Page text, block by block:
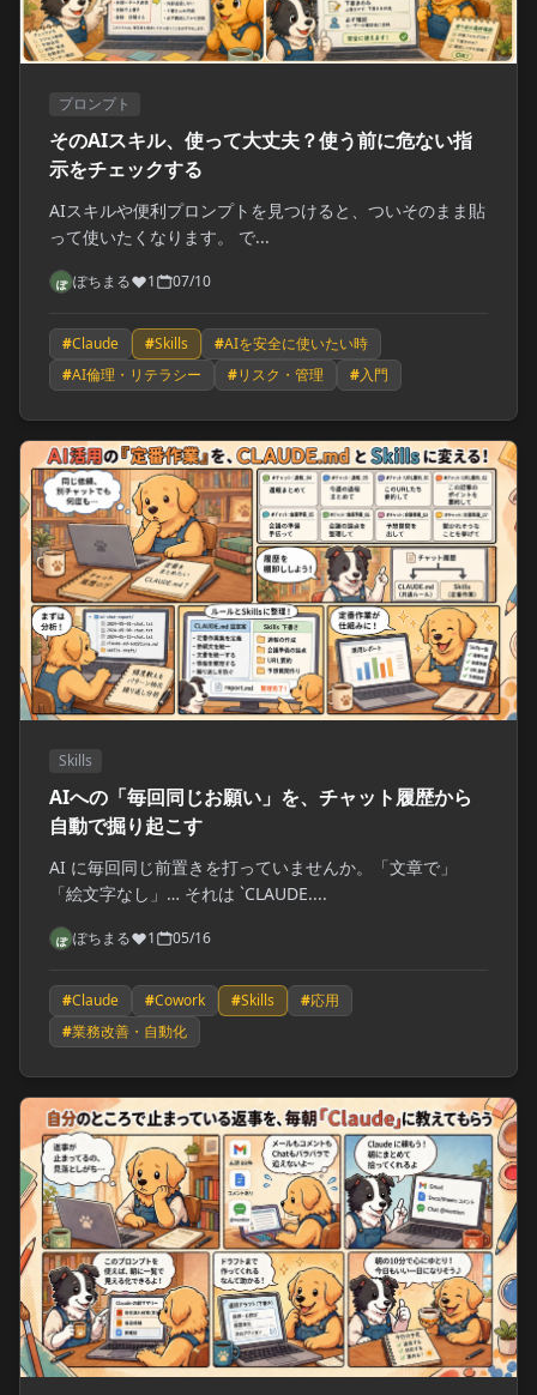
プロンプト
そのAIスキル、使って大丈夫？使う前に危ない指
示をチェックする
AIスキルや便利プロンプトを見つけると、ついそのまま貼
って使いたくなります。 で...
ぽちまる 1 07/10
#Claude #Skills #AIを安全に使いたい時
#AI倫理・リテラシー #リスク・管理 #入門
Skills
AIへの「毎回同じお願い」を、チャット履歴から
自動で掘り起こす
AI に毎回同じ前置きを打っていませんか。「文章で」
「絵文字なし」… それは `CLAUDE....
ぽちまる 1 05/16
#Claude #Cowork #Skills #応用
#業務改善・自動化